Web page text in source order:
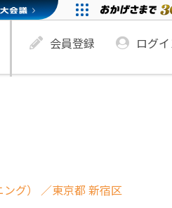
会員登録 ログ
グ） ／東京都 新宿区